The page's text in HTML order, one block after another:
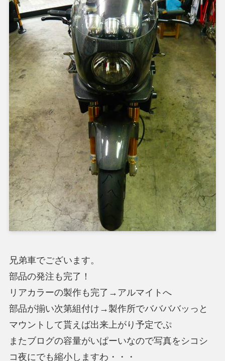
兄弟車でございます。
部品の発注も完了！
リアカラーの製作も完了→アルマイトへ
部品が揃い次第組付け→製作所でババババッっと
マウントして貰えば出来上がり予定でぷ
またブログの容量がいぱーいなので写真をシコシ
コ夜にでも縮小しますわ・・・